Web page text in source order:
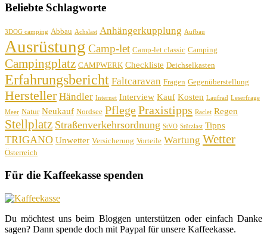
Beliebte Schlagworte
3DOG camping Abbau Achslast Anhängerkupplung Aufbau
Ausrüstung Camp-let Camp-let classic Camping
Campingplatz CAMPWERK Checkliste Deichselkasten
Erfahrungsbericht Faltcaravan Fragen Gegenüberstellung
Hersteller Händler Internet Interview Kauf Kosten Laufrad Leserfrage
Meer Natur Neukauf Nordsee PflegePraxistipps Raclet Regen
Stellplatz Straßenverkehrsordnung StVO Stützlast Tipps
TRIGANO Unwetter Versicherung Vorteile Wartung Wetter
Österreich
Für die Kaffeekasse spenden
Du möchtest uns beim Bloggen unterstützen oder einfach Danke
sagen? Dann spende doch mit Paypal für unsere Kaffeekasse.